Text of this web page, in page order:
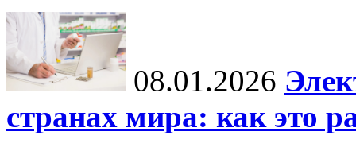
08.01.2026
странах мира: как это